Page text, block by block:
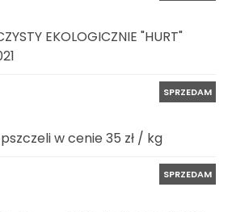
EKOLOGICZNIE "HURT"
SPRZEDAM
w cenie 35 zł / kg
SPRZEDAM